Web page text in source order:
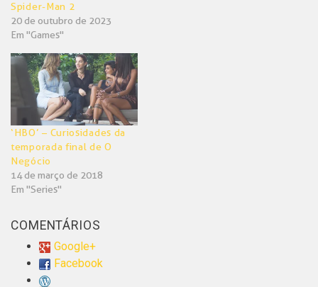
Spider-Man 2
20 de outubro de 2023
Em "Games"
‘HBO’ – Curiosidades da
temporada final de O
Negócio
14 de março de 2018
Em "Series"
COMENTÁRIOS
Google+
Facebook